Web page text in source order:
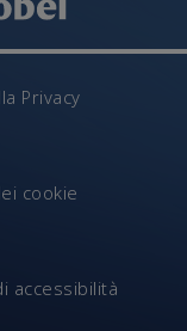
Privacy
cookie
accessibilità